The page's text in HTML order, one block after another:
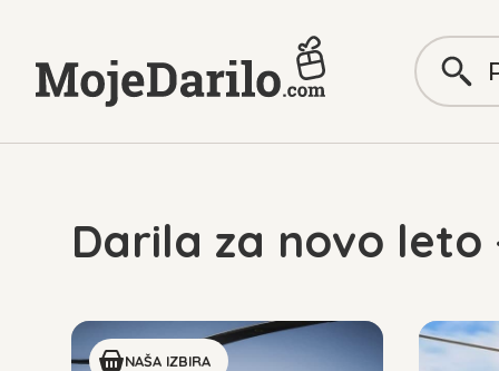
Darila za novo
NAŠA IZBIRA